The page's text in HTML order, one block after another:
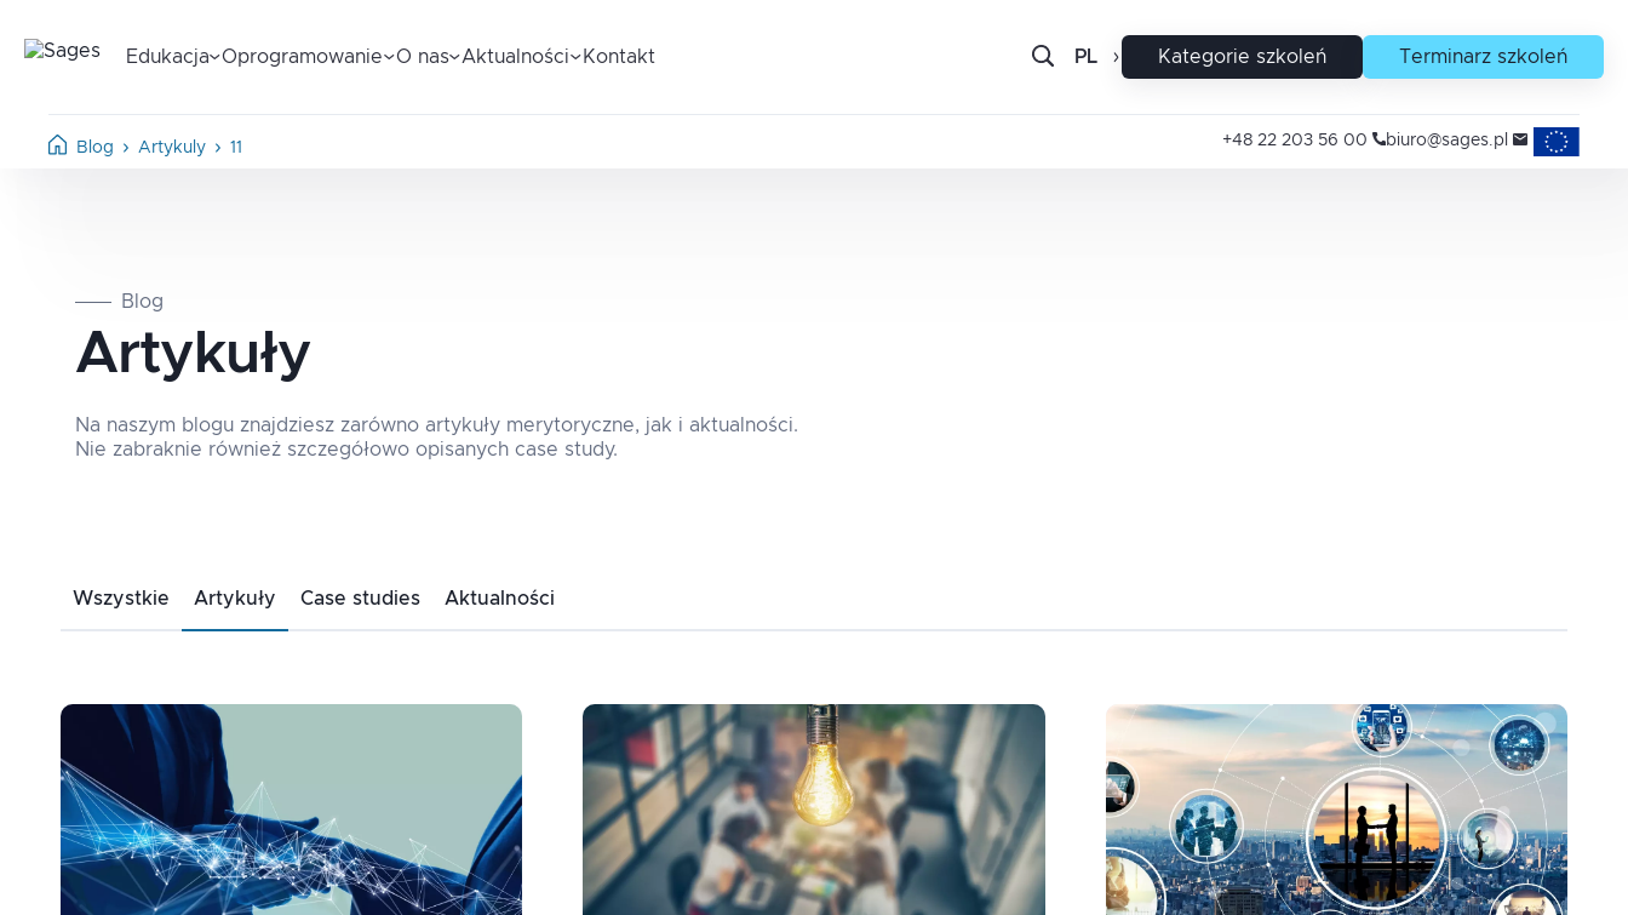
Edukacja Oprogramowanie O nas Aktualności Kontakt PL EN Kategorie szkoleń Terminarz szkoleń
Blog Artykuly 11 +48 22 203 56 00 biuro@sages.pl Projekty
Blog
Artykuły
Na naszym blogu znajdziesz zarówno artykuły merytoryczne, jak i aktualności.
Nie zabraknie również szczegółowo opisanych case study.
Wszystkie Artykuły Case studies Aktualności